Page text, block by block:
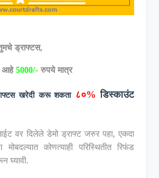
ड्राफ्टस,
आहे 5000/- रुपये मात्र
खरेदी करू शकता ८०%डिस्काउंट
वर दिलेले डेमो ड्राफ्ट जरुर पहा, एकदा
कोणत्याही परिस्थितीत रिफंड
घ्यावी.